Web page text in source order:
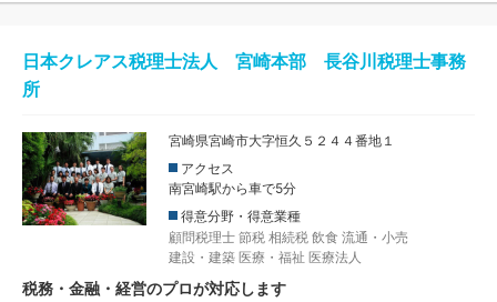
日本クレアス税理士法人 宮崎本部 長谷川税理士事務
所
宮崎県宮崎市大字恒久５２４４番地１
アクセス
南宮崎駅から車で5分
得意分野・得意業種
顧問税理士 節税 相続税 飲食 流通・小売
建設・建築 医療・福祉 医療法人
税務・金融・経営のプロが対応します